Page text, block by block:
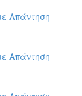
Απάντηση
Απάντηση